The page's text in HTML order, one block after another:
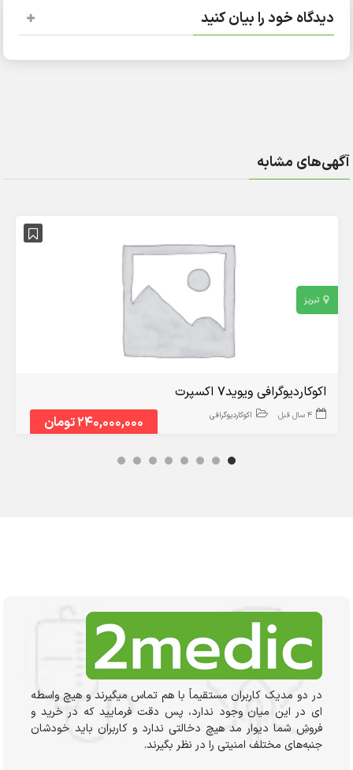
دیدگاه خود را بیان کنید
آگهی‌های مشابه
تبریز
240,000,000 تومان
اکوکاردیوگرافی ویوید۷ اکسپرت
4 سال قبل اکوکاردیوگرافی
در دو مدیک کاربران مستقیماً با هم تماس میگیرند و هیچ واسطه
ای در این میان وجود ندارد، پس دقت فرمایید که در خرید و
فروشِ شما دیوار مد هیچ دخالتی ندارد و کاربران باید خودشان
جنبه‌های مختلف امنیتی را در نظر بگیرند.